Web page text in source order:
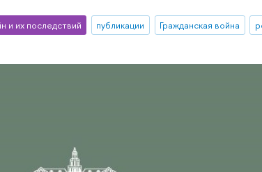
и их последствий публикации Гражданская война